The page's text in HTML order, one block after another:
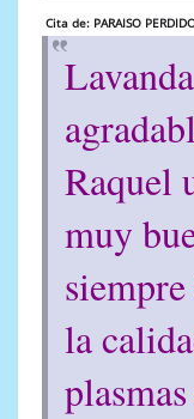
Cita de: PARAISO
Raquel
muy
la